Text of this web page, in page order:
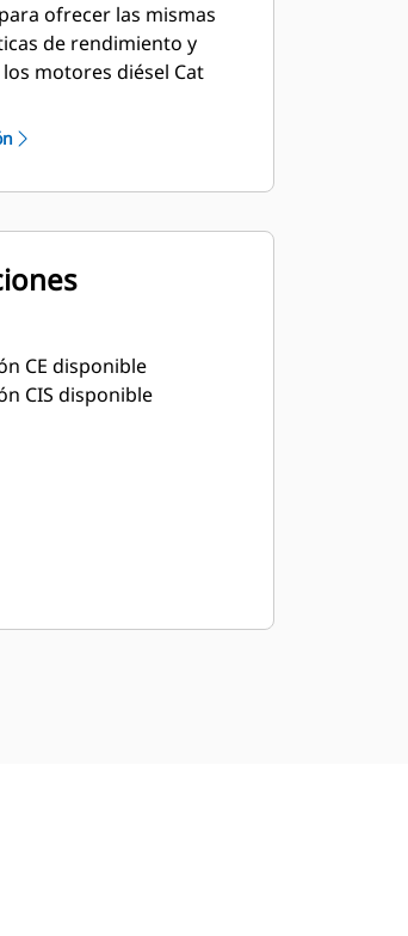
ofrecer las mismas
de rendimiento y
motores diésel Cat
CE disponible
CIS disponible